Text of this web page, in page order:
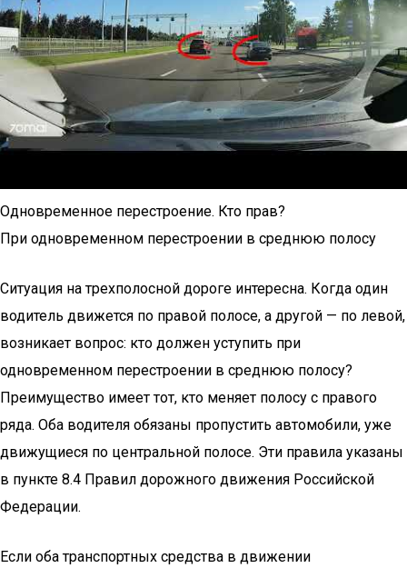
Одновременное перестроение. Кто прав?
При одновременном перестроении в среднюю полосу
Ситуация на трехполосной дороге интересна. Когда один
водитель движется по правой полосе, а другой — по левой,
возникает вопрос: кто должен уступить при
одновременном перестроении в среднюю полосу?
Преимущество имеет тот, кто меняет полосу с правого
ряда. Оба водителя обязаны пропустить автомобили, уже
движущиеся по центральной полосе. Эти правила указаны
в пункте 8.4 Правил дорожного движения Российской
Федерации.
Если оба транспортных средства в движении